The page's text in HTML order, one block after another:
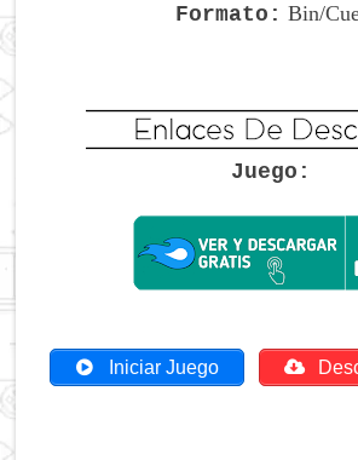
Formato: Bin/
Juego:
Iniciar Juego